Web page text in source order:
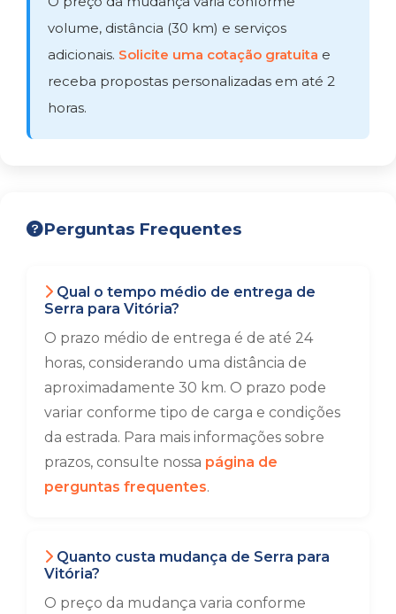
volume, distância (30 km) e serviços
adicionais. Solicite uma cotação gratuita e
receba propostas personalizadas em até 2
horas.
Perguntas Frequentes
Qual o tempo médio de entrega de
Serra para Vitória?
O prazo médio de entrega é de até 24
horas, considerando uma distância de
aproximadamente 30 km. O prazo pode
variar conforme tipo de carga e condições
da estrada. Para mais informações sobre
prazos, consulte nossa página de
perguntas frequentes.
Quanto custa mudança de Serra para
Vitória?
O preço da mudança varia conforme